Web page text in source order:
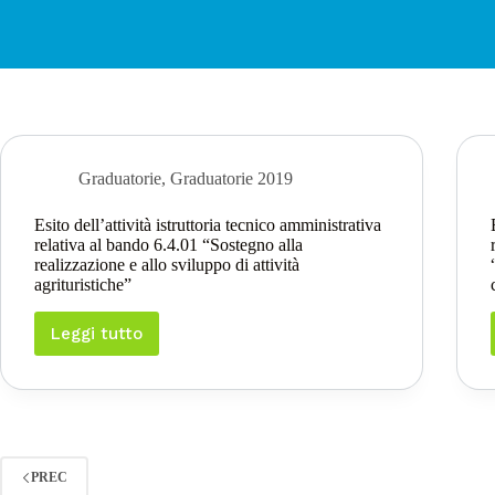
Graduatorie, Graduatorie 2019
Esito dell’attività istruttoria tecnico amministrativa
relativa al bando 6.4.01 “Sostegno alla
realizzazione e allo sviluppo di attività
agrituristiche”
Leggi tutto
Esito
dell’attività
PREC